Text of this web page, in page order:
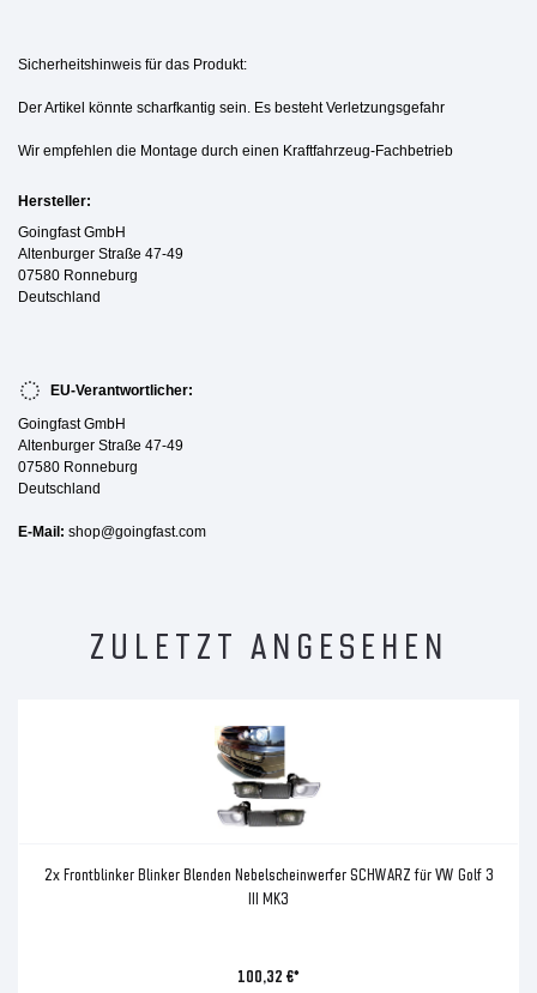
Sicherheitshinweis für das Produkt:
Der Artikel könnte scharfkantig sein. Es besteht Verletzungsgefahr
Wir empfehlen die Montage durch einen Kraftfahrzeug-Fachbetrieb
Hersteller:
Goingfast GmbH
Altenburger Straße 47-49
07580 Ronneburg
Deutschland
EU-Verantwortlicher:
Goingfast GmbH
Altenburger Straße 47-49
07580 Ronneburg
Deutschland
E-Mail: shop@goingfast.com
ZULETZT ANGESEHEN
2x Frontblinker Blinker Blenden Nebelscheinwerfer SCHWARZ für VW Golf 3
III MK3
100,32 €*